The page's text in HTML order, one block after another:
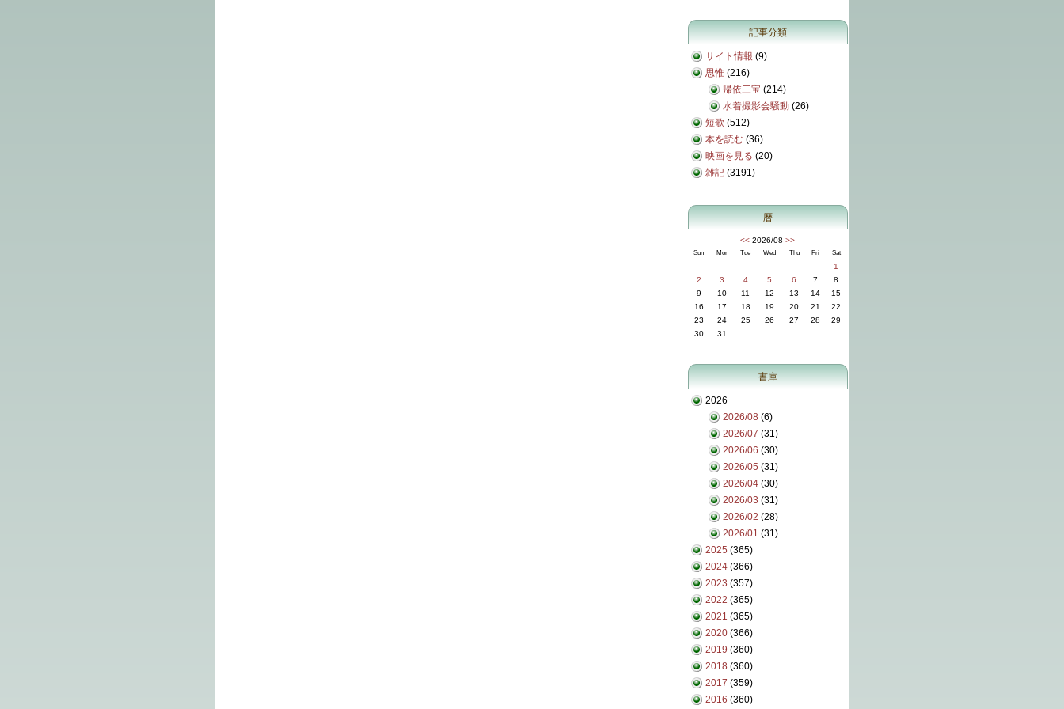
記事分類
サイト情報 (9)
思惟 (216)
帰依三宝 (214)
水着撮影会騒動 (26)
短歌 (512)
本を読む (36)
映画を見る (20)
雑記 (3191)
暦
<< 2026/08 >>
Sun Mon Tue Wed Thu Fri Sat
1
2
3 4 5 6 7
8
9
10 11 12 13 14
15
16
17 18 19 20 21
22
23
24 25 26 27 28
29
30
31
書庫
2026
2026/08 (6)
2026/07 (31)
2026/06 (30)
2026/05 (31)
2026/04 (30)
2026/03 (31)
2026/02 (28)
2026/01 (31)
2025 (365)
2024 (366)
2023 (357)
2022 (365)
2021 (365)
2020 (366)
2019 (360)
2018 (360)
2017 (359)
2016 (360)